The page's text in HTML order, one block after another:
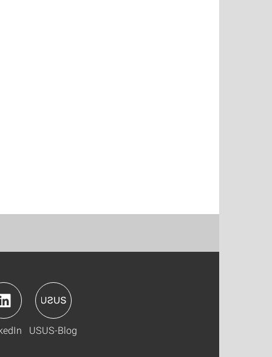
USUS-Blog